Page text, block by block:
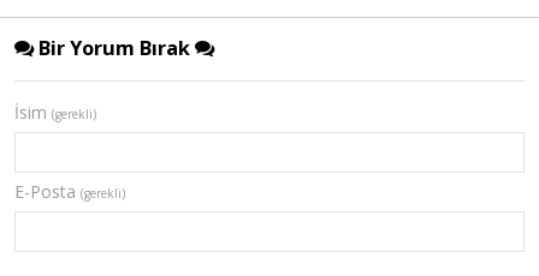
Bir Yorum Bırak
İsim (gerekli)
E-Posta (gerekli)